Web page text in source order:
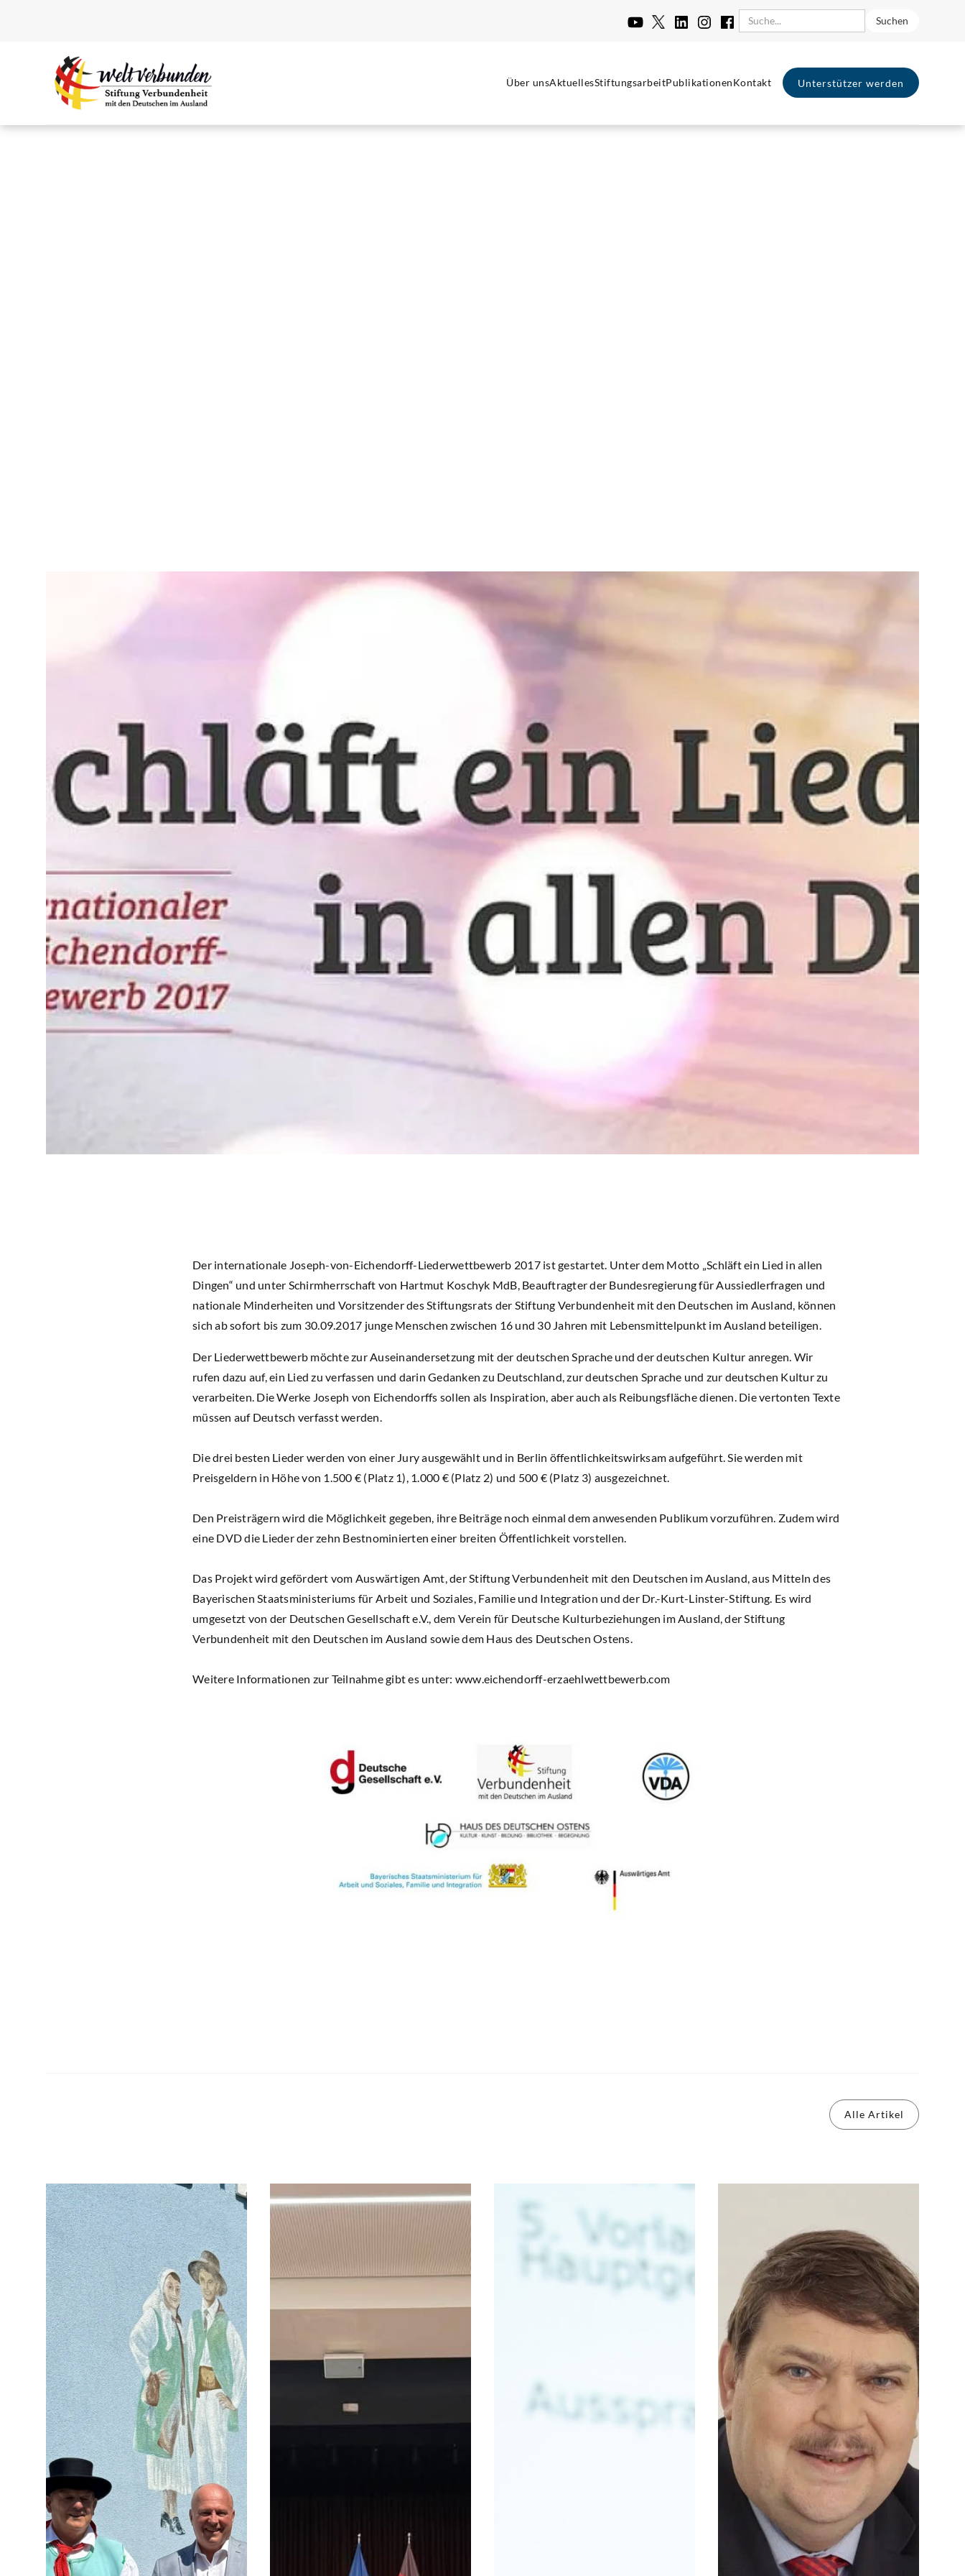
Über unsAktuellesStiftungsarbeitPublikationenKontakt Unterstützer werden
Der internationale Joseph-von-Eichendorff-Liederwettbewerb 2017 ist gestartet. Unter dem Motto „Schläft ein Lied in allen
Dingen“ und unter Schirmherrschaft von Hartmut Koschyk MdB, Beauftragter der Bundesregierung für Aussiedlerfragen und
nationale Minderheiten und Vorsitzender des Stiftungsrats der Stiftung Verbundenheit mit den Deutschen im Ausland, können
sich ab sofort bis zum 30.09.2017 junge Menschen zwischen 16 und 30 Jahren mit Lebensmittelpunkt im Ausland beteiligen.
Der Liederwettbewerb möchte zur Auseinandersetzung mit der deutschen Sprache und der deutschen Kultur anregen. Wir
rufen dazu auf, ein Lied zu verfassen und darin Gedanken zu Deutschland, zur deutschen Sprache und zur deutschen Kultur zu
verarbeiten. Die Werke Joseph von Eichendorffs sollen als Inspiration, aber auch als Reibungsfläche dienen. Die vertonten Texte
müssen auf Deutsch verfasst werden.
Die drei besten Lieder werden von einer Jury ausgewählt und in Berlin öffentlichkeitswirksam aufgeführt. Sie werden mit
Preisgeldern in Höhe von 1.500 € (Platz 1), 1.000 € (Platz 2) und 500 € (Platz 3) ausgezeichnet.
Den Preisträgern wird die Möglichkeit gegeben, ihre Beiträge noch einmal dem anwesenden Publikum vorzuführen. Zudem wird
eine DVD die Lieder der zehn Bestnominierten einer breiten Öffentlichkeit vorstellen.
Das Projekt wird gefördert vom Auswärtigen Amt, der Stiftung Verbundenheit mit den Deutschen im Ausland, aus Mitteln des
Bayerischen Staatsministeriums für Arbeit und Soziales, Familie und Integration und der Dr.-Kurt-Linster-Stiftung. Es wird
umgesetzt von der Deutschen Gesellschaft e.V., dem Verein für Deutsche Kulturbeziehungen im Ausland, der Stiftung
Verbundenheit mit den Deutschen im Ausland sowie dem Haus des Deutschen Ostens.
Weitere Informationen zur Teilnahme gibt es unter: www.eichendorff-erzaehlwettbewerb.com
Alle Artikel